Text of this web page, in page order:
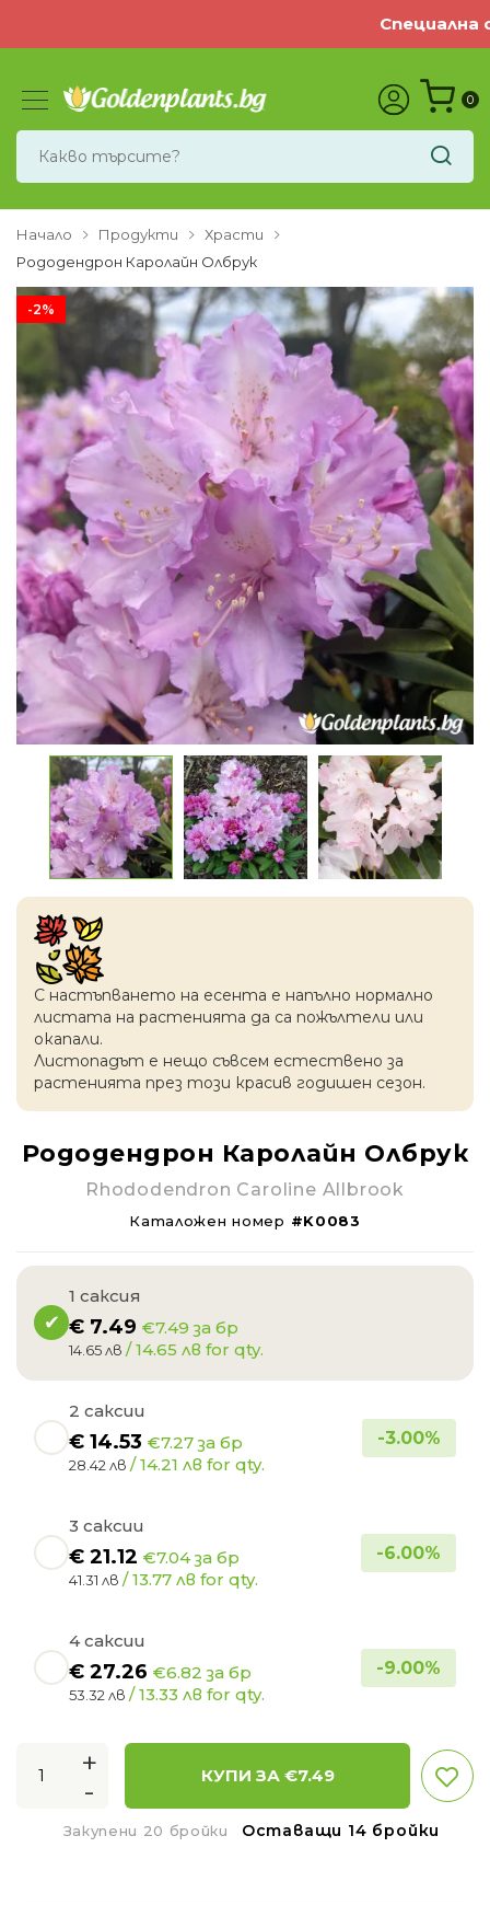
Специална
0
Начало Продукти
Храсти
Рододендрон Каролайн Олбрук
-2%
С настъпването на есентa е напълно нормално
листата на растенията да са пожълтели или
окапaли.
Листопадът е нещо съвсем естествено за
растенията през този красив годишен сезон.
Рододендрон Каролайн Олбрук
Rhododendron Caroline Allbrook
Каталожен номер #K0083
1 саксия
€ 7.49 €7.49 за бр
14.65 лв / 14.65 лв for qty.
2 саксии
€ 14.53 €7.27 за бр
28.42 лв / 14.21 лв for qty.
-3.00%
3 саксии
€ 21.12 €7.04 за бр
41.31 лв / 13.77 лв for qty.
-6.00%
4 саксии
€ 27.26 €6.82 за бр
53.32 лв / 13.33 лв for qty.
-9.00%
+
-
КУПИ ЗА €7.49
Закупени 20 бройки Оставащи 14 бройки